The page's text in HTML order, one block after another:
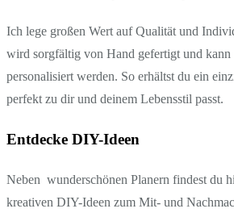
Ich lege großen Wert auf Qualität und
wird sorgfältig von Hand gefertigt und kann
personalisiert werden. So erhältst du ein
perfekt zu dir und deinem Lebensstil passt.
Entdecke DIY-Ideen
Neben wunderschönen Planern findest du
kreativen DIY-Ideen zum Mit- und